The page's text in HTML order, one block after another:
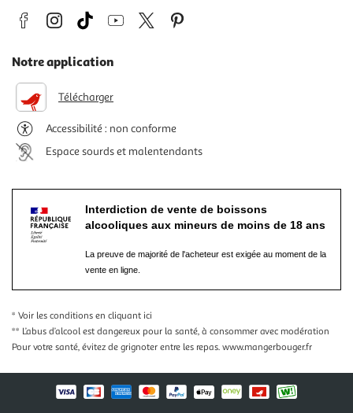
Notre application
Télécharger
Accessibilité : non conforme
Espace sourds et malentendants
Interdiction de vente de boissons
alcooliques aux mineurs de moins de 18 ans
La preuve de majorité de l'acheteur est exigée au moment de la
vente en ligne.
* Voir les conditions en cliquant ici
** L’abus d’alcool est dangereux pour la santé, à consommer avec modération
Pour votre santé, évitez de grignoter entre les repas. www.mangerbouger.fr